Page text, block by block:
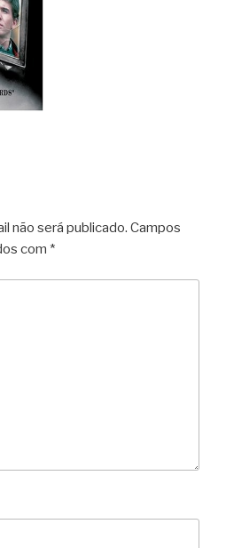
não será publicado. Campos
com *